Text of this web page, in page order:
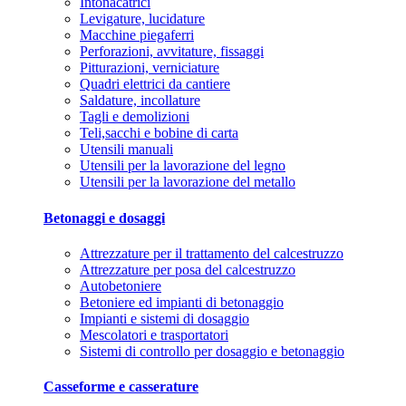
Levigature, lucidature
Macchine piegaferri
Perforazioni, avvitature, fissaggi
Pitturazioni, verniciature
Quadri elettrici da cantiere
Saldature, incollature
Tagli e demolizioni
Teli,sacchi e bobine di carta
Utensili manuali
Utensili per la lavorazione del legno
Utensili per la lavorazione del metallo
Betonaggi e dosaggi
Attrezzature per il trattamento del calcestruzzo
Attrezzature per posa del calcestruzzo
Autobetoniere
Betoniere ed impianti di betonaggio
Impianti e sistemi di dosaggio
Mescolatori e trasportatori
Sistemi di controllo per dosaggio e betonaggio
Casseforme e casserature